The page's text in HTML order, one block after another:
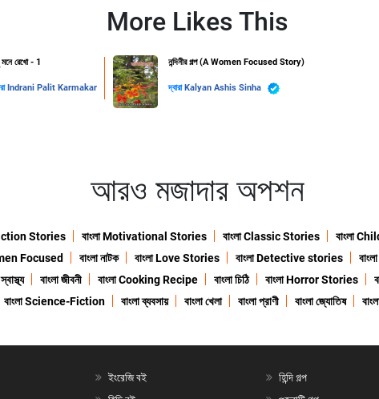
More Likes This
রেখো - 1
Indrani Palit Karmakar
নন্দিনীর গল্প (A Women Focused Story)
দ্বারা Kalyan Ashis Sinha
আরও মজাদার অপশন
Stories বাংলা Motivational Stories বাংলা Classic Stories বাংলা
Focused বাংলা নাটক বাংলা Love Stories বাংলা Detective stories
বাংলা জীবনী বাংলা Cooking Recipe বাংলা চিঠি বাংলা Horror Stories
বাংলা Science-Fiction বাংলা ব্যবসায় বাংলা খেলা বাংলা প্রাণী বাংলা জ্যোতিষ
ইংরেজি বই
হিন্দি গল্প